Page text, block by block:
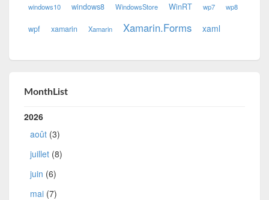
windows10 windows8 WindowsStore WinRT wp7 wp8
wpf xamarin Xamarin Xamarin.Forms xaml
MonthList
2026
août (3)
juillet (8)
juin (6)
mai (7)